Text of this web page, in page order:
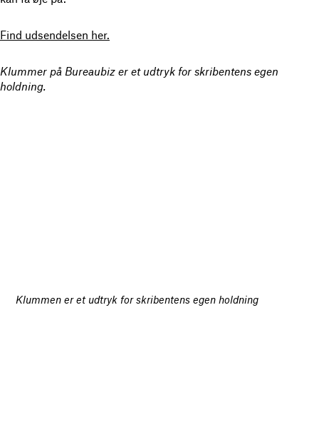
Find udsendelsen her.
Klummer på Bureaubiz er et udtryk for skribentens egen
holdning.
Klummen er et udtryk for skribentens egen holdning